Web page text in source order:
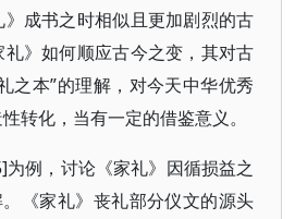
成书之时相似且更加剧烈的古
》如何顺应古今之变，其对古
之本”的理解，对今天中华优秀
转化，当有一定的借鉴意义。
例，讨论《家礼》因循损益之
《家礼》丧礼部分仪文的源头